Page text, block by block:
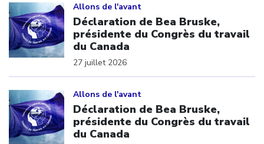
Allons de l'avant
Déclaration de Bea Bruske,
présidente du Congrès du travail
du Canada
27 juillet 2026
Allons de l'avant
Déclaration de Bea Bruske,
présidente du Congrès du travail
du Canada